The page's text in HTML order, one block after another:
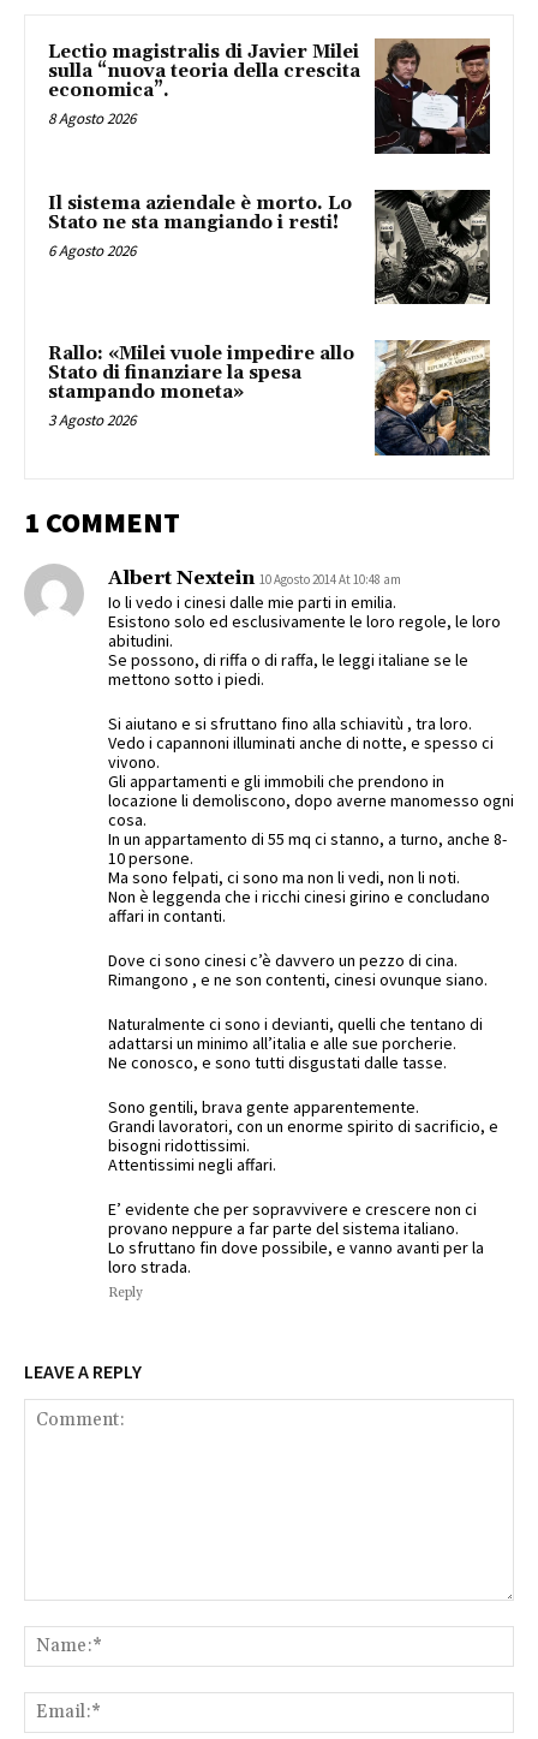
Lectio magistralis di Javier Milei
sulla “nuova teoria della crescita
economica”.
8 Agosto 2026
Il sistema aziendale è morto. Lo
Stato ne sta mangiando i resti!
6 Agosto 2026
Rallo: «Milei vuole impedire allo
Stato di finanziare la spesa
stampando moneta»
3 Agosto 2026
1 COMMENT
Albert Nextein 10 Agosto 2014 At 10:48 am
Io li vedo i cinesi dalle mie parti in emilia.
Esistono solo ed esclusivamente le loro regole, le loro
abitudini.
Se possono, di riffa o di raffa, le leggi italiane se le
mettono sotto i piedi.
Si aiutano e si sfruttano fino alla schiavitù , tra loro.
Vedo i capannoni illuminati anche di notte, e spesso ci
vivono.
Gli appartamenti e gli immobili che prendono in
locazione li demoliscono, dopo averne manomesso ogni
cosa.
In un appartamento di 55 mq ci stanno, a turno, anche 8-
10 persone.
Ma sono felpati, ci sono ma non li vedi, non li noti.
Non è leggenda che i ricchi cinesi girino e concludano
affari in contanti.
Dove ci sono cinesi c’è davvero un pezzo di cina.
Rimangono , e ne son contenti, cinesi ovunque siano.
Naturalmente ci sono i devianti, quelli che tentano di
adattarsi un minimo all’italia e alle sue porcherie.
Ne conosco, e sono tutti disgustati dalle tasse.
Sono gentili, brava gente apparentemente.
Grandi lavoratori, con un enorme spirito di sacrificio, e
bisogni ridottissimi.
Attentissimi negli affari.
E’ evidente che per sopravvivere e crescere non ci
provano neppure a far parte del sistema italiano.
Lo sfruttano fin dove possibile, e vanno avanti per la
loro strada.
Reply
LEAVE A REPLY